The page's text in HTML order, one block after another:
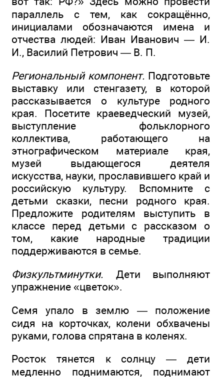
параллель с тем, как сокращённо,
инициалами обозначаются имена и
отчества людей: Иван Иванович — И.
И., Василий Петрович — В. П.
Региональный компонент. Подготовьте
выставку или стенгазету, в которой
рассказывается о культуре родного
края. Посетите краеведческий музей,
выступление фольклорного
коллектива, работающего на
этнографическом материале края,
музей выдающегося деятеля
искусства, науки, прославившего край и
российскую культуру. Вспомните с
детьми сказки, песни родного края.
Предложите родителям выступить в
классе перед детьми с рассказом о
том, какие народные традиции
поддерживаются в семье.
Физкультминутки. Дети выполняют
упражнение «цветок».
Семя упало в землю — положение
сидя на корточках, колени обхвачены
руками, голова спрятана в коленях.
Росток тянется к солнцу — дети
медленно поднимаются, поднимают